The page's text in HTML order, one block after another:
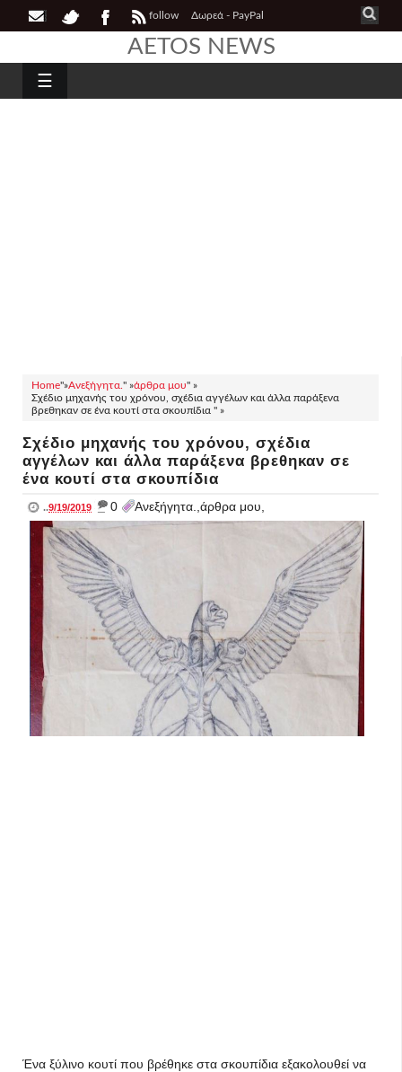
follow Δωρεά - PayPal
AETOS NEWS
☰
Home"»Ανεξήγητα. " »άρθρα μου" »
Σχέδιο μηχανής του χρόνου, σχέδια αγγέλων και άλλα παράξενα
βρεθηκαν σε ένα κουτί στα σκουπίδια " »
Σχέδιο μηχανής του χρόνου, σχέδια
αγγέλων και άλλα παράξενα βρεθηκαν σε
ένα κουτί στα σκουπίδια
..9/19/2019 _ 0 Ανεξήγητα.,άρθρα μου,
Ένα ξύλινο κουτί που βρέθηκε στα σκουπίδια εξακολουθεί να